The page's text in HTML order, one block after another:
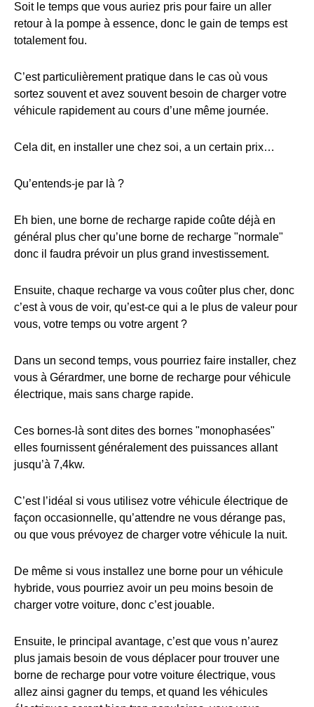
Soit le temps que vous auriez pris pour faire un aller
retour à la pompe à essence, donc le gain de temps est
totalement fou.
C’est particulièrement pratique dans le cas où vous
sortez souvent et avez souvent besoin de charger votre
véhicule rapidement au cours d’une même journée.
Cela dit, en installer une chez soi, a un certain prix…
Qu’entends-je par là ?
Eh bien, une borne de recharge rapide coûte déjà en
général plus cher qu’une borne de recharge "normale"
donc il faudra prévoir un plus grand investissement.
Ensuite, chaque recharge va vous coûter plus cher, donc
c’est à vous de voir, qu’est-ce qui a le plus de valeur pour
vous, votre temps ou votre argent ?
Dans un second temps, vous pourriez faire installer, chez
vous à Gérardmer, une borne de recharge pour véhicule
électrique, mais sans charge rapide.
Ces bornes-là sont dites des bornes "monophasées"
elles fournissent généralement des puissances allant
jusqu’à 7,4kw.
C’est l’idéal si vous utilisez votre véhicule électrique de
façon occasionnelle, qu’attendre ne vous dérange pas,
ou que vous prévoyez de charger votre véhicule la nuit.
De même si vous installez une borne pour un véhicule
hybride, vous pourriez avoir un peu moins besoin de
charger votre voiture, donc c’est jouable.
Ensuite, le principal avantage, c’est que vous n’aurez
plus jamais besoin de vous déplacer pour trouver une
borne de recharge pour votre voiture électrique, vous
allez ainsi gagner du temps, et quand les véhicules